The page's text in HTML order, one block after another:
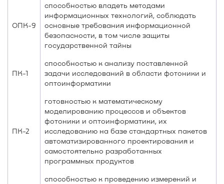
ОПК-9
способностью владеть методами
информационных технологий, соблюдать
основные требования информационной
безопасности, в том числе защиты
государственной тайны
ПК-1
способностью к анализу поставленной
задачи исследований в области фотоники и
оптоинформатики
ПК-2
готовностью к математическому
моделированию процессов и объектов
фотоники и оптоинформатики, их
исследованию на базе стандартных пакетов
автоматизированного проектирования и
самостоятельно разработанных
программных продуктов
способностью к проведению измерений и